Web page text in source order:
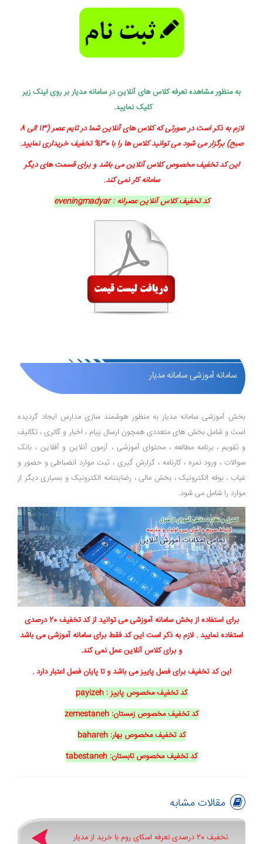
به منظور مشاهده تعرفه کلاس های آنلاین در سامانه مدیار بر روی لینک زیر
کلیک نمایید.
لازم به ذکر است در صورتی که کلاس های آنلاین شما در تایم عصر (13 الی 8
صبح) برگزار می شود می توانید کلاس ها را با 30% تخفیف خریداری نمایید.
این کد تخفیف مخصوص کلاس آنلاین می باشد و برای قسمت های دیگر
سامانه کار نمی کند.
کد تخفیف کلاس آنلاین عصرانه : eveningmadyar
سامانه آموزشی سامانه مدیار
بخش آموزشی سامانه مدیار به منظور هوشمند سازی مدارس ایجاد گردیده
است و شامل بخش های متعددی همچون ارسال پیام ، اخبار و گالری ، تکالیف
و تقویم ، برنامه مطالعه ، محتوای آموزشی ، آزمون آنلاین و آفلاین ، بانک
سوالات ، ورود نمره ، کارنامه ، گزارش گیری ، ثبت موارد انضباطی و حضور و
غیاب ، بوفه الکترونیک ، بخش مالی ، رضایتنامه الکترونیک و بسیاری دیگر از
موارد را شامل می شود.
برای استفاده از بخش سامانه آموزشی می توانید از کد تخفیف 20 درصدی
استفاده نمایید . لازم به ذکر است این کد فقط برای سامانه آموزشی می باشد
و برای کلاس آنلاین عمل نمی کند.
این کد تخفیف برای فصل پاییز می باشد و تا پایان فصل اعتبار دارد .
کد تخفیف مخصوص پاییز : payizeh
کد تخفیف مخصوص زمستان: zemestaneh
کد تخفیف مخصوص بهار: bahareh
کد تخفیف مخصوص تابستان: tabestaneh
مقالات مشابه
تخفیف 20 درصدی تعرفه اسکای روم با خرید از مدیار